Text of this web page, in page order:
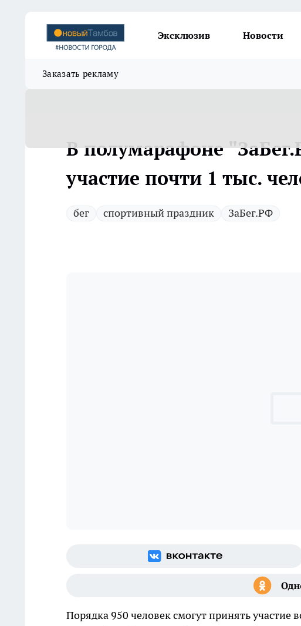
Эксклюзив Новости
Заказать рекламу
В полумарафоне
участие почти 1 тыс.
бег спортивный праздник ЗаБег.РФ
Порядка 950 человек смогут принять участие